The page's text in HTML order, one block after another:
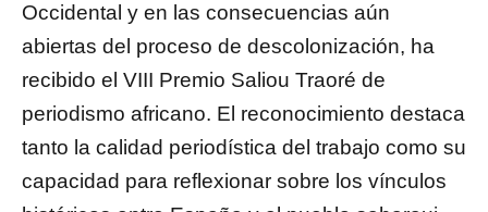
Occidental y en las consecuencias aún
abiertas del proceso de descolonización, ha
recibido el VIII Premio Saliou Traoré de
periodismo africano. El reconocimiento destaca
tanto la calidad periodística del trabajo como su
capacidad para reflexionar sobre los vínculos